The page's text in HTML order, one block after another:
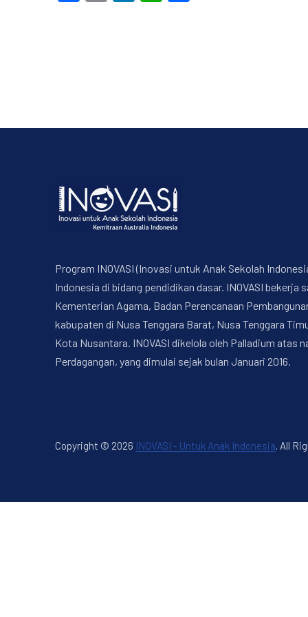
Program INOVASI (Inovasi untuk Anak Sekolah
Indonesia di bidang pendidikan dasar. INOVASI
Kementerian Agama, Badan Perencanaan
kabupaten di Nusa Tenggara Barat, Nusa Tenggara
Kota Nusantara. INOVASI dikelola oleh Palladium atas
Perdagangan, yang dimulai sejak bulan Januari 2016.
Copyright © 2026 INOVASI - Untuk Anak Indonesia. All